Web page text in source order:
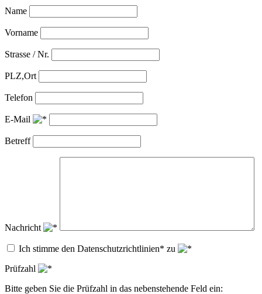
Name
Vorname
Strasse / Nr.
PLZ,Ort
Telefon
E-Mail
Betreff
Nachricht
Ich stimme den Datenschutzrichtlinien* zu
Prüfzahl
Bitte geben Sie die Prüfzahl in das nebenstehende Feld ein: